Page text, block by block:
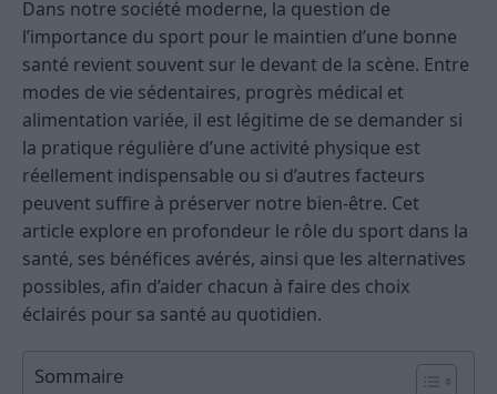
Dans notre société moderne, la question de
l’importance du sport pour le maintien d’une bonne
santé revient souvent sur le devant de la scène. Entre
modes de vie sédentaires, progrès médical et
alimentation variée, il est légitime de se demander si
la pratique régulière d’une activité physique est
réellement indispensable ou si d’autres facteurs
peuvent suffire à préserver notre bien-être. Cet
article explore en profondeur le rôle du sport dans la
santé, ses bénéfices avérés, ainsi que les alternatives
possibles, afin d’aider chacun à faire des choix
éclairés pour sa santé au quotidien.
Sommaire